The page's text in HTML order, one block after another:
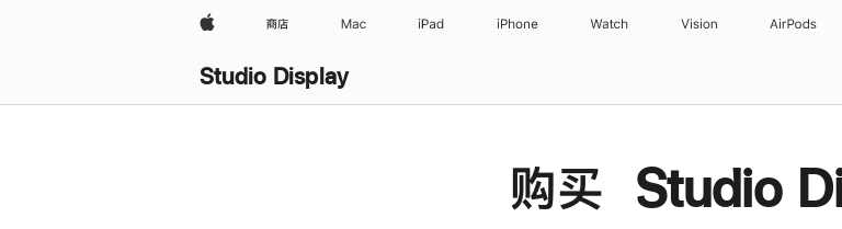
Apple 商店 Mac iPad iPhone Watch Vision AirPods
Studio Display
购买 Studio